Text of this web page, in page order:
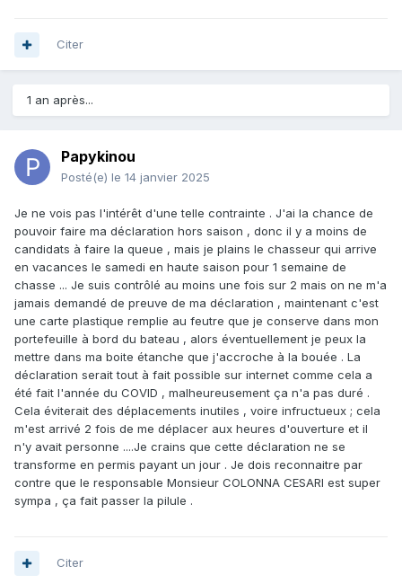
Citer
1 an après...
Papykinou
Posté(e) le 14 janvier 2025
Je ne vois pas l'intérêt d'une telle contrainte . J'ai la chance de
pouvoir faire ma déclaration hors saison , donc il y a moins de
candidats à faire la queue , mais je plains le chasseur qui arrive
en vacances le samedi en haute saison pour 1 semaine de
chasse ... Je suis contrôlé au moins une fois sur 2 mais on ne m'a
jamais demandé de preuve de ma déclaration , maintenant c'est
une carte plastique remplie au feutre que je conserve dans mon
portefeuille à bord du bateau , alors éventuellement je peux la
mettre dans ma boite étanche que j'accroche à la bouée . La
déclaration serait tout à fait possible sur internet comme cela a
été fait l'année du COVID , malheureusement ça n'a pas duré .
Cela éviterait des déplacements inutiles , voire infructueux ; cela
m'est arrivé 2 fois de me déplacer aux heures d'ouverture et il
n'y avait personne ....Je crains que cette déclaration ne se
transforme en permis payant un jour . Je dois reconnaitre par
contre que le responsable Monsieur COLONNA CESARI est super
sympa , ça fait passer la pilule .
Citer